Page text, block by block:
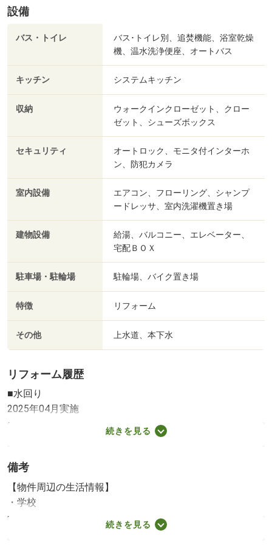
設備
バス・トイレ
バス･トイレ別、追焚機能、浴室乾燥
機、温水洗浄便座、オートバス
キッチン システムキッチン
収納
ウォークインクローゼット、クロー
ゼット、シューズボックス
セキュリティ
オートロック、モニタ付インターホ
ン、防犯カメラ
室内設備
エアコン、フローリング、シャンプ
ードレッサ、室内洗濯機置き場
建物設備
給湯、バルコニー、エレベーター、
宅配ＢＯＸ
駐車場・駐輪場 駐輪場、バイク置き場
特徴 リフォーム
その他 上水道、本下水
リフォーム履歴
■水回り
2025年04月実施
キッチン／トイレ／洗面所
壁・天井（クロス・塗装等）／床（フローリング等）／建
具（室内ドア等）
照明器具設置等
※実施年月は、施工箇所の中で最も古いものを表示してい
続きを見る
備考
【物件周辺の生活情報】
・学校
町田市立成瀬小学校（1,250m）、町田市立南成瀬中学校
続きを見る